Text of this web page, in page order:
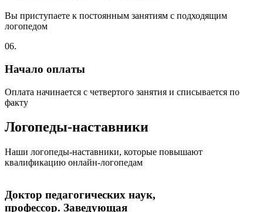
Вы приступаете к постоянным занятиям с подходящим
логопедом
06.
Начало оплаты
Оплата начинается с четвертого занятия и списывается по
факту
Логопеды-наставники
Наши логопеды-наставники, которые повышают
квалификацию онлайн-логопедам
Доктор педагогических наук,
профессор. Заведующая